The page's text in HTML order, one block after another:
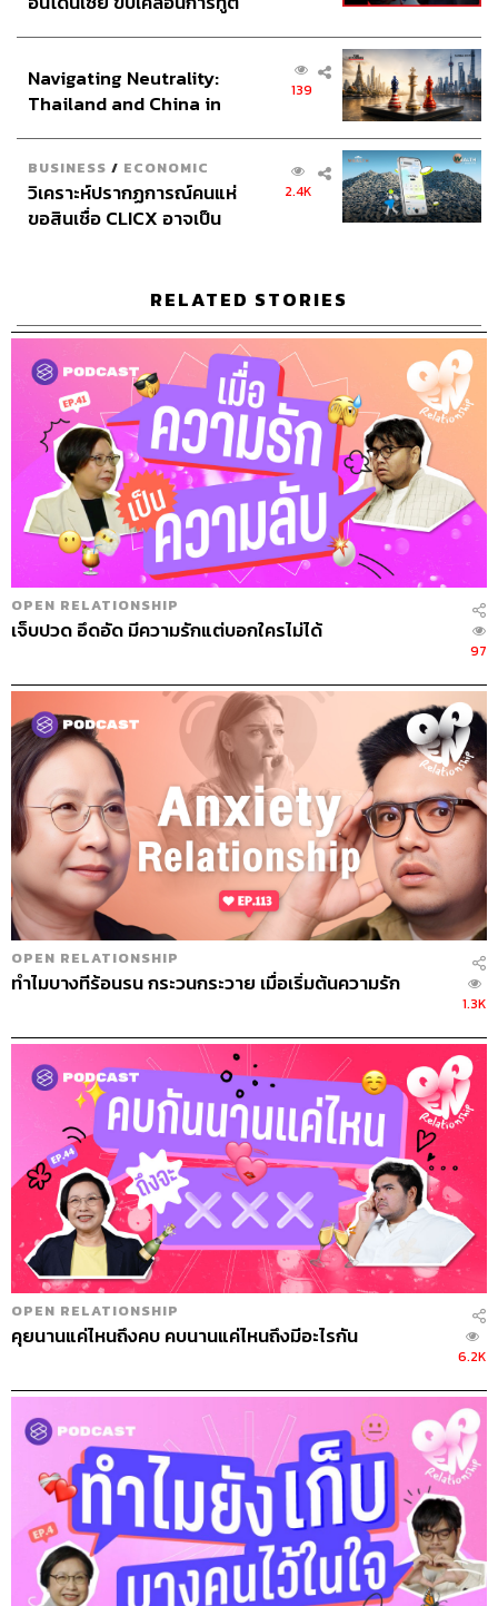
418
THE STANDARD PODCAST
อินโดนีเซีย
Navigating Neutrality:
Thailand and China in
139
BUSINESS / ECONOMIC
วิเคราะห์ปรากฏการณ์คนแห่
ขอสินเชื่อ CLICX อาจเป็น
2.4K
RELATED STORIES
OPEN RELATIONSHIP
เจ็บปวด อึดอัด มีความรักแต่บอกใครไม่ได้
97
OPEN RELATIONSHIP
ทำไมบางทีร้อนรน กระวนกระวาย เมื่อเริ่มต้นความรัก
1.3K
OPEN RELATIONSHIP
คุยนานแค่ไหนถึงคบ คบนานแค่ไหนถึงมีอะไรกัน
6.2K